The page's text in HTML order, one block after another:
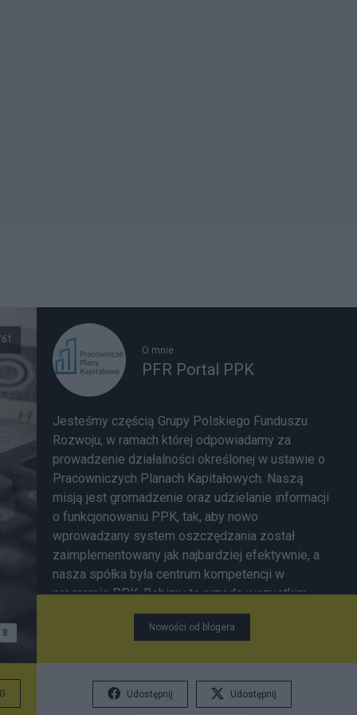
8
O mnie
PFR Portal PPK
Jesteśmy częścią Grupy Polskiego Funduszu
Rozwoju, w ramach której odpowiadamy za
prowadzenie działalności określonej w ustawie o
Pracowniczych Planach Kapitałowych. Naszą
misją jest gromadzenie oraz udzielanie informacji
o funkcjonowaniu PPK, tak, aby nowo
wprowadzany system oszczędzania został
zaimplementowany jak najbardziej efektywnie, a
nasza spółka była centrum kompetencji w
programie PPK. Robimy to przede wszystkim
poprzez prowadzenie strony www.mojeppk.pl,
jedyne oficjalne źródło informacji o
dostarczamy niezbędnych informacji
pracodawcom, pracownikom oraz instytucjom
Nowości od blogera
Udostępnij Udostępnij